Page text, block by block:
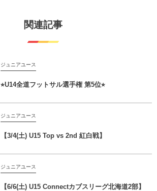
関連記事
ジュニアユース
⭐︎U14全道フットサル選手権 第5位⭐︎
ジュニアユース
【3/4(土) U15 Top vs 2nd 紅白戦】
ジュニアユース
【6/6(土) U15 Connectカブスリーグ北海道2部】